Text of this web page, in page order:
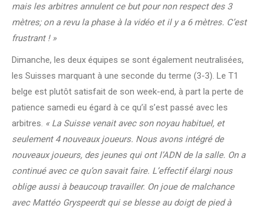
mais les arbitres annulent ce but pour non respect des 3
mètres; on a revu la phase à la vidéo et il y a 6 mètres. C’est
frustrant ! »
Dimanche, les deux équipes se sont également neutralisées,
les Suisses marquant à une seconde du terme (3-3). Le T1
belge est plutôt satisfait de son week-end, à part la perte de
patience samedi eu égard à ce qu’il s’est passé avec les
arbitres. « La Suisse venait avec son noyau habituel, et
seulement 4 nouveaux joueurs. Nous avons intégré de
nouveaux joueurs, des jeunes qui ont l’ADN de la salle. On a
continué avec ce qu’on savait faire. L’effectif élargi nous
oblige aussi à beaucoup travailler. On joue de malchance
avec Mattéo Gryspeerdt qui se blesse au doigt de pied à